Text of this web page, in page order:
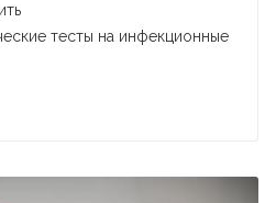
тесты на инфекционные